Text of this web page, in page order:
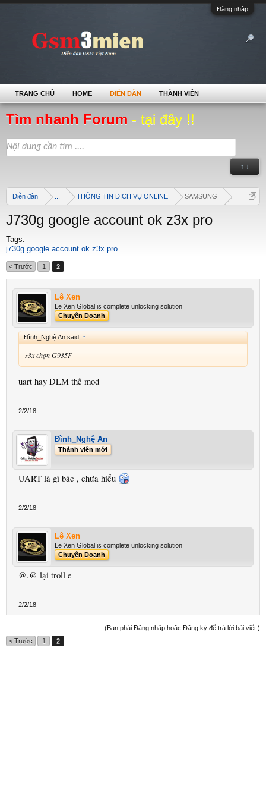
Đăng nhập
Tìm nhanh Forum - tại đây !!
↑ ↓
Diễn đàn THÔNG TIN DỊCH VỤ ONLINE SAMSUNG
J730g google account ok z3x pro
Tags:
j730g google account ok z3x pro
< Trước 1 2
Lê Xen
Le Xen Global is complete unlocking solution
Chuyên Doanh
Đình_Nghệ An said: ↑
z3x chọn G935F
uart hay DLM thế mod
2/2/18
Đình_Nghệ An
Thành viên mới
UART là gì bác , chưa hiểu
2/2/18
Lê Xen
Le Xen Global is complete unlocking solution
Chuyên Doanh
@.@ lại troll e
2/2/18
(Bạn phải Đăng nhập hoặc Đăng ký để trả lời bài viết.)
< Trước
1 2
TRANG CHỦ HOME DIỄN ĐÀN THÀNH VIÊN